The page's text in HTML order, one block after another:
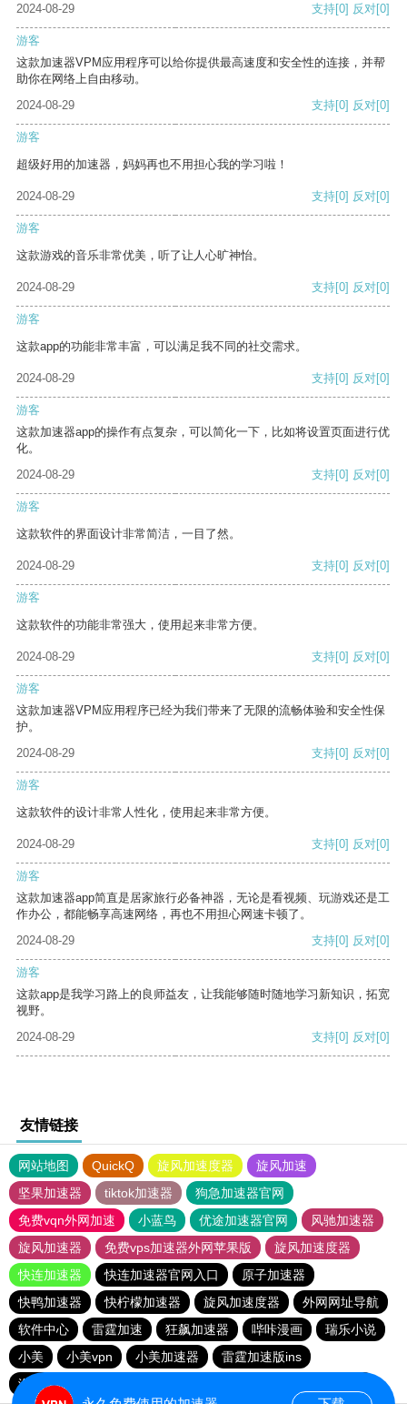
2024-08-29
支持[0] 反对[0]
游客
这款加速器VPM应用程序可以给你提供最高速度和安全性的连接，并帮
助你在网络上自由移动。
2024-08-29
支持[0] 反对[0]
游客
超级好用的加速器，妈妈再也不用担心我的学习啦！
2024-08-29 支持[0] 反对[0]
游客
这款游戏的音乐非常优美，听了让人心旷神怡。
2024-08-29 支持[0] 反对[0]
游客
这款app的功能非常丰富，可以满足我不同的社交需求。
2024-08-29 支持[0] 反对[0]
游客
这款加速器app的操作有点复杂，可以简化一下，比如将设置页面进行优
化。
2024-08-29
支持[0] 反对[0]
游客
这款软件的界面设计非常简洁，一目了然。
2024-08-29 支持[0] 反对[0]
游客
这款软件的功能非常强大，使用起来非常方便。
2024-08-29 支持[0] 反对[0]
游客
这款加速器VPM应用程序已经为我们带来了无限的流畅体验和安全性保
护。
2024-08-29
支持[0] 反对[0]
游客
这款软件的设计非常人性化，使用起来非常方便。
2024-08-29 支持[0] 反对[0]
游客
这款加速器app简直是居家旅行必备神器，无论是看视频、玩游戏还是工
作办公，都能畅享高速网络，再也不用担心网速卡顿了。
2024-08-29
支持[0] 反对[0]
游客
这款app是我学习路上的良师益友，让我能够随时随地学习新知识，拓宽
视野。
2024-08-29
支持[0] 反对[0]
友情链接
网站地图 QuickQ 旋风加速度器
旋风加速
坚果加速器
tiktok加速器
狗急加速器官网
免费vqn外网加速
小蓝鸟 优途加速器官网
风驰加速器
旋风加速器
免费vps加速器外网苹果版
旋风加速度器
快连加速器
快连加速器官网入口
原子加速器
快鸭加速器
快柠檬加速器 旋风加速度器
外网网址导航
软件中心
雷霆加速 狂飙加速器 哔咔漫画
瑞乐小说
小美
小美vpn 小美加速器
雷霆加速版ins
海鸥加速器下载